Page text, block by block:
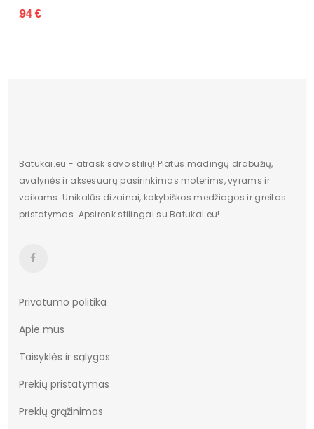
Batukai.eu - atrask savo stilių! Platus madingų drabužių,
avalynės ir aksesuarų pasirinkimas moterims, vyrams ir
vaikams. Unikalūs dizainai, kokybiškos medžiagos ir greitas
pristatymas. Apsirenk stilingai su Batukai.eu!
Privatumo politika
Apie mus
Taisyklės ir sąlygos
Prekių pristatymas
Prekių grąžinimas